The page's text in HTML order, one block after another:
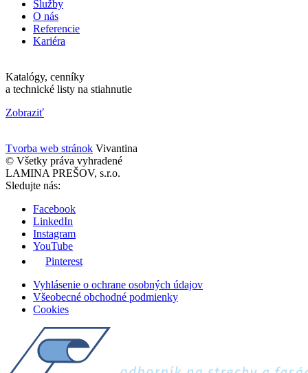
Služby
O nás
Referencie
Kariéra
Katalógy, cenníky
a technické listy na stiahnutie
Zobraziť
Tvorba web stránok Vivantina
© Všetky práva vyhradené
LAMINA PREŠOV, s.r.o.
Sledujte nás:
Facebook
LinkedIn
Instagram
YouTube
Pinterest
Vyhlásenie o ochrane osobných údajov
Všeobecné obchodné podmienky
Cookies